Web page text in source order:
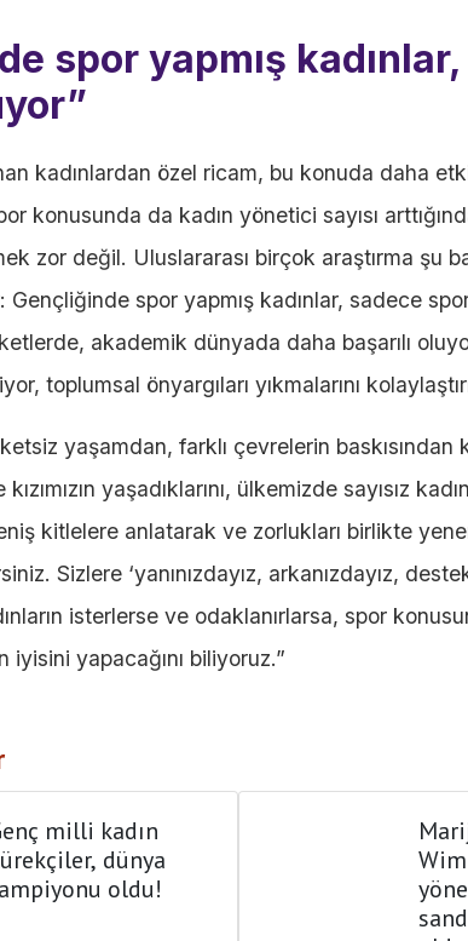
spor yapmış
kadınlardan özel ricam, bu konuda daha
konusunda da kadın yönetici sayısı
zor değil. Uluslararası birçok araştırma şu
spor yapmış kadınlar, sadece
akademik dünyada daha başarılı
toplumsal önyargıları yıkmalarını
yaşamdan, farklı çevrelerin
yaşadıklarını, ülkemizde sayısız
kitlelere anlatarak ve zorlukları birlikte
Sizlere ‘yanınızdayız, arkanızdayız,
isterlerse ve odaklanırlarsa, spor
yapacağını biliyoruz.”
milli kadın
dünya
oldu!